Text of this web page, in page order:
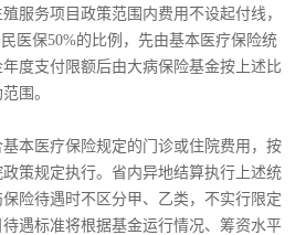
服务项目政策范围内费用不设起付线，
医保50%的比例，先由基本医疗保险统
度支付限额后由大病保险基金按上述比
围。
本医疗保险规定的门诊或住院费用，按
策规定执行。省内异地结算执行上述统
险待遇时不区分甲、乙类，不实行限定
遇标准将根据基金运行情况、筹资水平